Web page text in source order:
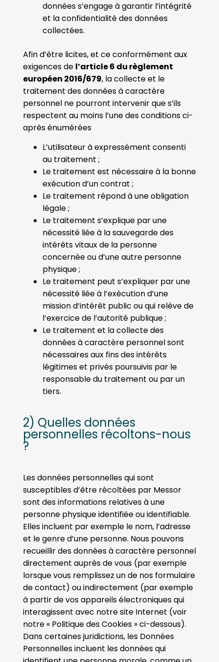
données s’engage à garantir l’intégrité
et la confidentialité des données
collectées.
Afin d’être licites, et ce conformément aux
exigences de l’article 6 du règlement
européen 2016/679, la collecte et le
traitement des données à caractère
personnel ne pourront intervenir que s’ils
respectent au moins l’une des conditions ci-
après énumérées
L’utilisateur à expressément consenti
au traitement ;
Le traitement est nécessaire à la bonne
exécution d’un contrat ;
Le traitement répond à une obligation
légale ;
Le traitement s’explique par une
nécessité liée à la sauvegarde des
intérêts vitaux de la personne
concernée ou d’une autre personne
physique ;
Le traitement peut s’expliquer par une
nécessité liée à l’exécution d’une
mission d’intérêt public ou qui relève de
l’exercice de l’autorité publique ;
Le traitement et la collecte des
données à caractère personnel sont
nécessaires aux fins des intérêts
légitimes et privés poursuivis par le
responsable du traitement ou par un
tiers.
2) Quelles données
personnelles récoltons-nous
?
Les données personnelles qui sont
susceptibles d’être récoltées par Messor
sont des informations relatives à une
personne physique identifiée ou identifiable.
Elles incluent par exemple le nom, l’adresse
et le genre d’une personne. Nous pouvons
recueillir des données à caractère personnel
directement auprès de vous (par exemple
lorsque vous remplissez un de nos formulaire
de contact) ou indirectement (par exemple
à partir de vos appareils électroniques qui
interagissent avec notre site Internet (voir
notre « Politique des Cookies » ci-dessous).
Dans certaines juridictions, les Données
Personnelles incluent les données qui